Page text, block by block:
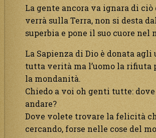
La gente ancora va ignara di ciò
verrà sulla Terra, non si desta
superbia e pone il suo cuore nel
La Sapienza di Dio è donata
tutta verità ma l’uomo la rifiuta
la mondanità.
Chiedo a voi oh genti tutte:
andare?
Dove volete trovare la felicità
cercando, forse nelle cose del